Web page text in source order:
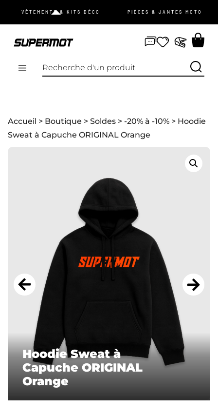
VÊTEMENTS & KITS DÉCO PIÈCES & JANTES MOTO
mot de passe oublié ?
Je m’inscris
NOUVEAUTÉS
ACCESSOIRES
STICKERS
CADEAUX
SUPERMOT
Accueil > Boutique > Soldes > -20% à -10% > Hoodie
Sweat à Capuche ORIGINAL Orange
Hoodie Sweat à
Capuche ORIGINAL
Orange